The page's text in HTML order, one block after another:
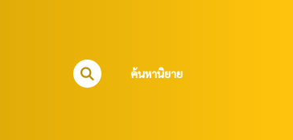
ค้นหานิยาย